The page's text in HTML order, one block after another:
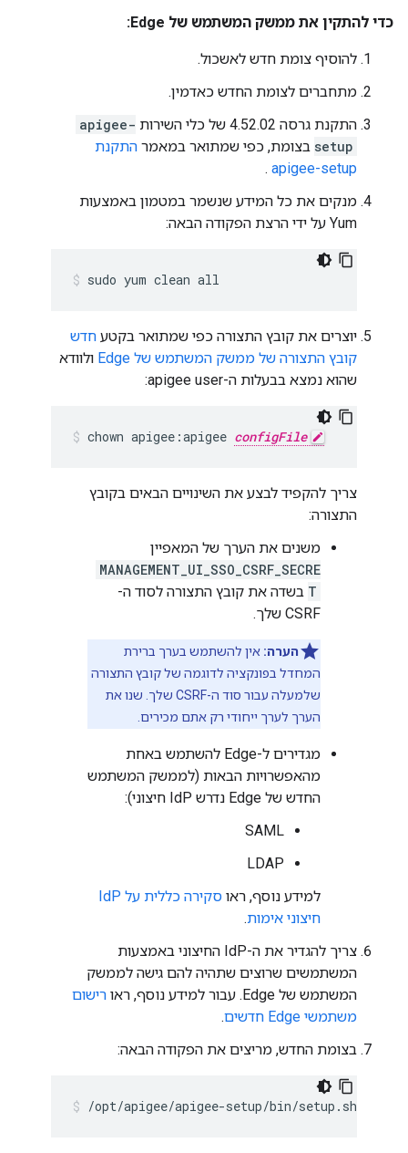
כדי להתקין את ממשק המשתמש של Edge:
להוסיף צומת חדש לאשכול.
מתחברים לצומת החדש כאדמין.
התקנת גרסה 4.52.02 של כלי השירות
apigee-
setup בצומת, כפי שמתואר במאמר התקנת
apigee-setup
.
מנקים את כל המידע שנשמר במטמון באמצעות
Yum על ידי הרצת הפקודה הבאה:
sudo yum clean all
יוצרים את קובץ התצורה כפי שמתואר בקטע חדש
קובץ התצורה של ממשק המשתמש של Edge
ולוודא
שהוא נמצא בבעלות ה-apigee user:
chown apigee:apigee configFile
צריך להקפיד לבצע את השינויים הבאים בקובץ
התצורה:
משנים את הערך של המאפיין
MANAGEMENT_UI_SSO_CSRF_SECRE
T בשדה את קובץ התצורה לסוד ה-
CSRF שלך.
הערה: אין להשתמש בערך ברירת
המחדל בפונקציה לדוגמה של קובץ התצורה
שלמעלה עבור סוד ה-CSRF שלך. שנו את
הערך לערך ייחודי רק אתם מכירים.
מגדירים ל-Edge להשתמש באחת
מהאפשרויות הבאות (לממשק המשתמש
החדש של Edge נדרש IdP חיצוני):
SAML
LDAP
למידע נוסף, ראו
סקירה כללית על IdP
חיצוני אימות.
צריך להגדיר את ה-IdP החיצוני באמצעות
המשתמשים שרוצים שתהיה להם גישה לממשק
המשתמש של Edge. עבור למידע נוסף, ראו
רישום
משתמשי Edge חדשים
.
בצומת החדש, מריצים את הפקודה הבאה:
/opt/apigee/apigee-setup/bin/setup.sh -p